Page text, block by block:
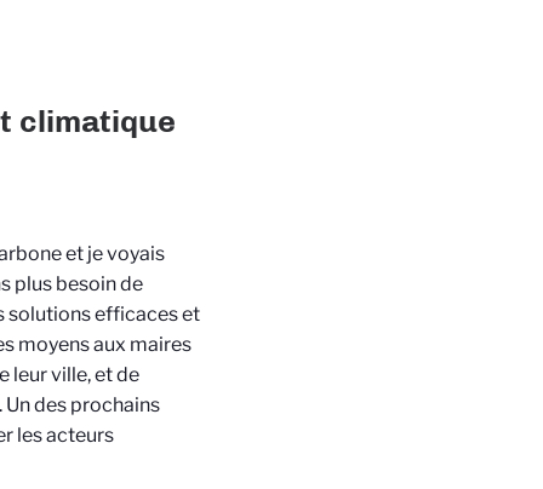
climatique
et je voyais
plus besoin de
solutions efficaces et
moyens aux maires
leur ville, et de
des prochains
les acteurs